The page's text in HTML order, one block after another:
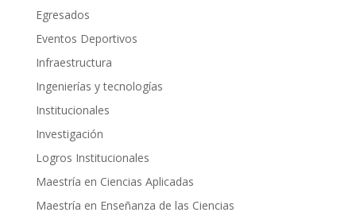
Egresados
Eventos Deportivos
Infraestructura
Ingenierías y tecnologías
Institucionales
Investigación
Logros Institucionales
Maestría en Ciencias Aplicadas
Maestría en Enseñanza de las Ciencias